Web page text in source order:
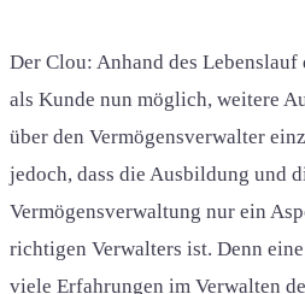
Der Clou: Anhand des Lebenslauf
als Kunde nun möglich, weitere
über den Vermögensverwalter
jedoch, dass die Ausbildung und
Vermögensverwaltung nur ein
richtigen Verwalters ist. Denn
viele Erfahrungen im Verwalten